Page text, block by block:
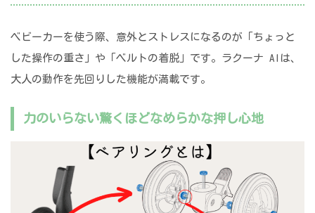
ベビーカーを使う際、意外とストレスになるのが「ちょっと
した操作の重さ」や「ベルトの着脱」です。ラクーナ AIは、
大人の動作を先回りした機能が満載です。
力のいらない驚くほどなめらかな押し心地